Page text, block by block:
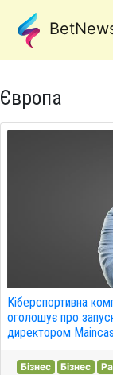
Європа
Кіберспортивна
оголошує про
директором
Бізнес Бізнес